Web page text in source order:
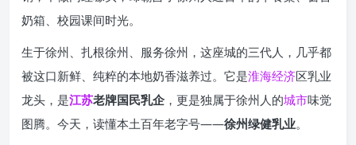
奶箱、校园课间时光。
生于徐州、扎根徐州、服务徐州，这座城的三代人，几乎都
被这口新鲜、纯粹的本地奶香滋养过。它是淮海经济区乳业
龙头，是江苏老牌国民乳企 ，更是独属于徐州人的城市味觉
图腾。今天，读懂本土百年老字号——徐州绿健乳业。